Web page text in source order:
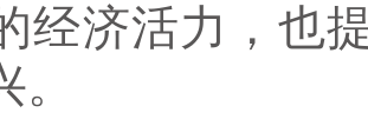
经济活力，也